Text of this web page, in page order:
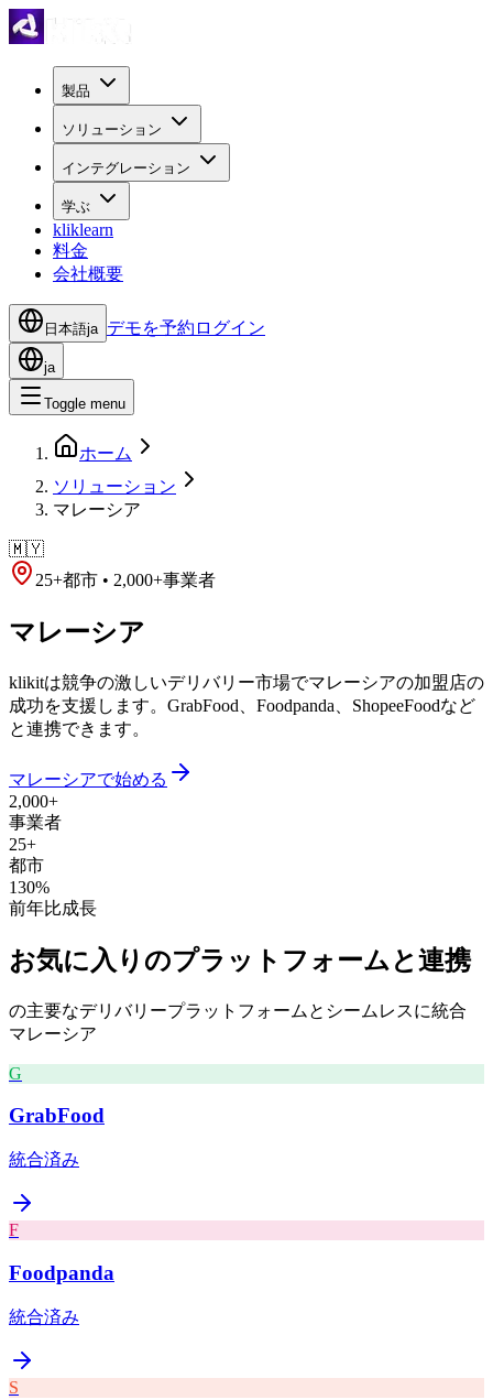
製品
ソリューション
インテグレーション
学ぶ
kliklearn
料金
会社概要
日本語ja デモを予約 ログイン
ja
Toggle menu
ホーム
ソリューション
マレーシア
🇲🇾
25+都市 • 2,000+事業者
マレーシア
klikitは競争の激しいデリバリー市場でマレーシアの加盟店の
成功を支援します。GrabFood、Foodpanda、ShopeeFoodなど
と連携できます。
マレーシアで始める
2,000+
事業者
25+
都市
130%
前年比成長
お気に入りのプラットフォームと連携
の主要なデリバリープラットフォームとシームレスに統合
マレーシア
G
GrabFood
統合済み
F
Foodpanda
統合済み
S